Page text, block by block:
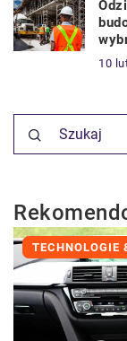
10
TECHNOLOGIE